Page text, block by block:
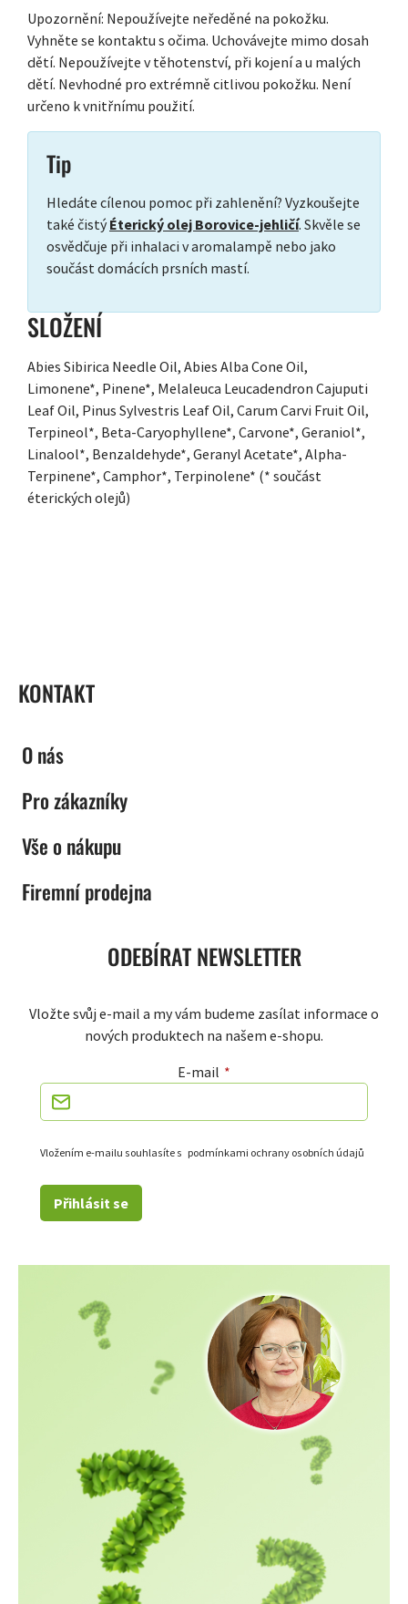
Upozornění: Nepoužívejte neředěné na pokožku.
Vyhněte se kontaktu s očima. Uchovávejte mimo dosah
dětí. Nepoužívejte v těhotenství, při kojení a u malých
dětí. Nevhodné pro extrémně citlivou pokožku. Není
určeno k vnitřnímu použití.
Tip
Hledáte cílenou pomoc při zahlenění? Vyzkoušejte
také čistýÉterický olej Borovice-jehličí. Skvěle se
osvědčuje při inhalaci v aromalampě nebo jako
součást domácích prsních mastí.
SLOŽENÍ
Abies Sibirica Needle Oil, Abies Alba Cone Oil,
Limonene*, Pinene*, Melaleuca Leucadendron Cajuputi
Leaf Oil, Pinus Sylvestris Leaf Oil, Carum Carvi Fruit Oil,
Terpineol*, Beta-Caryophyllene*, Carvone*, Geraniol*,
Linalool*, Benzaldehyde*, Geranyl Acetate*, Alpha-
Terpinene*, Camphor*, Terpinolene* (* součást
éterických olejů)
KONTAKT
O nás
Pro zákazníky
Vše o nákupu
Firemní prodejna
ODEBÍRAT NEWSLETTER
Vložte svůj e-mail a my vám budeme zasílat informace o
nových produktech na našem e-shopu.
E-mail
Vložením e-mailu souhlasíte s podmínkami ochrany osobních údajů
Přihlásit se